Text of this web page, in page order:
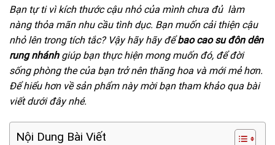
Bạn tự ti vì kích thước cậu nhỏ của mình chưa đủ làm
nàng thỏa mãn nhu cầu tình dục. Bạn muốn cải thiện cậu
nhỏ lên trong tích tắc? Vậy hãy hãy đểbao cao su đôn dên
rung nhánh giúp bạn thực hiện mong muốn đó, để đời
sống phòng the của bạn trở nên thăng hoa và mới mẻ hơn.
Để hiểu hơn về sản phẩm này mời bạn tham khảo qua bài
viết dưới đây nhé.
Nội Dung Bài Viết